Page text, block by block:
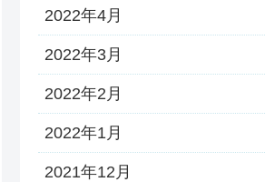
2022年4月
2022年3月
2022年2月
2022年1月
2021年12月